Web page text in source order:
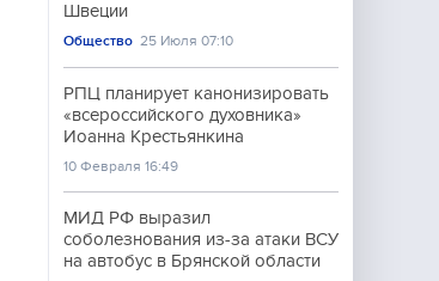
Швеции
Общество 25 Июля 07:10
РПЦ планирует канонизировать
«всероссийского духовника»
Иоанна Крестьянкина
10 Февраля 16:49
МИД РФ выразил
соболезнования из-за атаки ВСУ
на автобус в Брянской области